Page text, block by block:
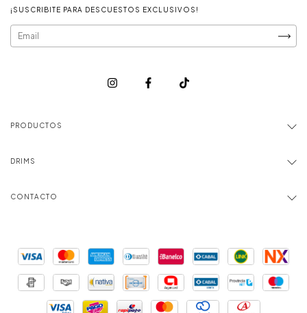
¡SUSCRIBITE PARA DESCUESTOS EXCLUSIVOS!
PRODUCTOS
DRIMS
CONTACTO